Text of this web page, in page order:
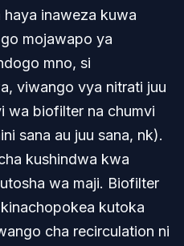
inaweza kuwa
mojawapo ya
mno, si
viwango vya nitrati juu
wa biofilter na chumvi
sana au juu sana, nk).
kushindwa kwa
wa maji. Biofilter
kutoka
cha recirculation ni